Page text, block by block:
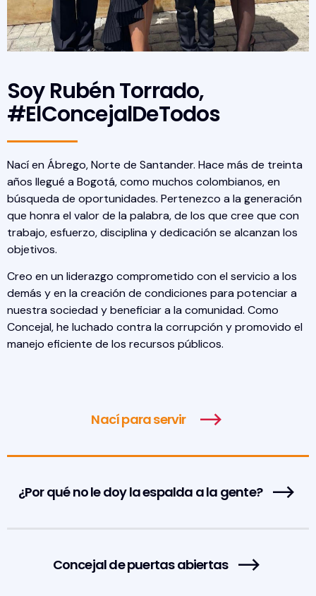
Soy Rubén Torrado,
#ElConcejalDeTodos
Nací en Ábrego, Norte de Santander. Hace más de treinta
años llegué a Bogotá, como muchos colombianos, en
búsqueda de oportunidades. Pertenezco a la generación
que honra el valor de la palabra, de los que cree que con
trabajo, esfuerzo, disciplina y dedicación se alcanzan los
objetivos.
Creo en un liderazgo comprometido con el servicio a los
demás y en la creación de condiciones para potenciar a
nuestra sociedad y beneficiar a la comunidad. Como
Concejal, he luchado contra la corrupción y promovido el
manejo eficiente de los recursos públicos.
Nací para servir
¿Por qué no le doy la espalda a la gente?
Concejal de puertas abiertas